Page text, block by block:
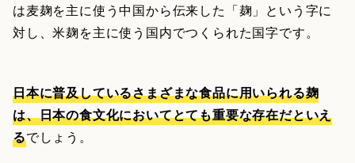
は麦麹を主に使う中国から伝来した「麹」という字に
対し、米麹を主に使う国内でつくられた国字です。
日本に普及しているさまざまな食品に用いられる麹
は、日本の食文化においてとても重要な存在だといえ
るでしょう。